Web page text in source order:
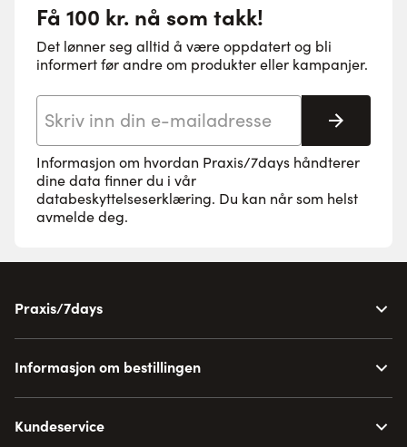
Få 100 kr. nå som takk!
Det lønner seg alltid å være oppdatert og bli
informert før andre om produkter eller kampanjer.
Informasjon om hvordan Praxis/7days håndterer
dine data finner du i vår
databeskyttelseserklæring. Du kan når som helst
avmelde deg.
Praxis/7days
Informasjon om bestillingen
Kundeservice